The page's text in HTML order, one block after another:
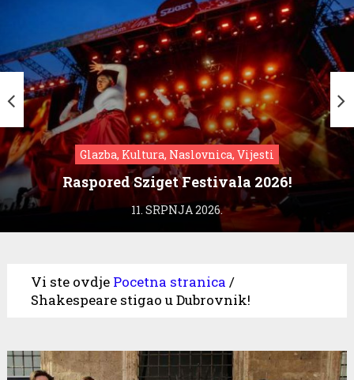
Glazba, Kultura, Naslovnica, Vijesti
Raspored Sziget Festivala 2026!
11. SRPNJA 2026.
Vi ste ovdje Pocetna stranica /
Shakespeare stigao u Dubrovnik!